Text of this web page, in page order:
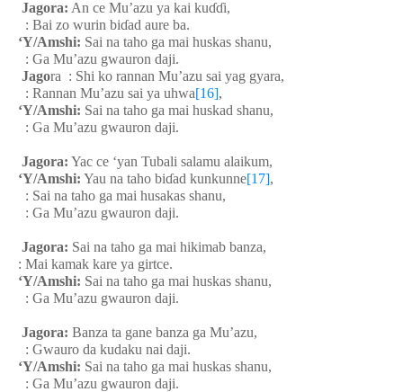
Jagora: An ce Mu’azu ya kai kuɗɗi,
: Bai zo wurin biɗad aure ba.
‘Y/Amshi: Sai na taho ga mai huskas shanu,
: Ga Mu’azu gwauron daji.
Jagora : Shi ko rannan Mu’azu sai yag gyara,
: Rannan Mu’azu sai ya uhwa[16],
‘Y/Amshi: Sai na taho ga mai huskad shanu,
: Ga Mu’azu gwauron daji.
Jagora: Yac ce ‘yan Tubali salamu alaikum,
‘Y/Amshi: Yau na taho biɗad kunkunne[17],
: Sai na taho ga mai husakas shanu,
: Ga Mu’azu gwauron daji.
Jagora: Sai na taho ga mai hikimab banza,
: Mai kamak kare ya girtce.
‘Y/Amshi: Sai na taho ga mai huskas shanu,
: Ga Mu’azu gwauron daji.
Jagora: Banza ta gane banza ga Mu’azu,
: Gwauro da kudaku nai daji.
‘Y/Amshi: Sai na taho ga mai huskas shanu,
: Ga Mu’azu gwauron daji.